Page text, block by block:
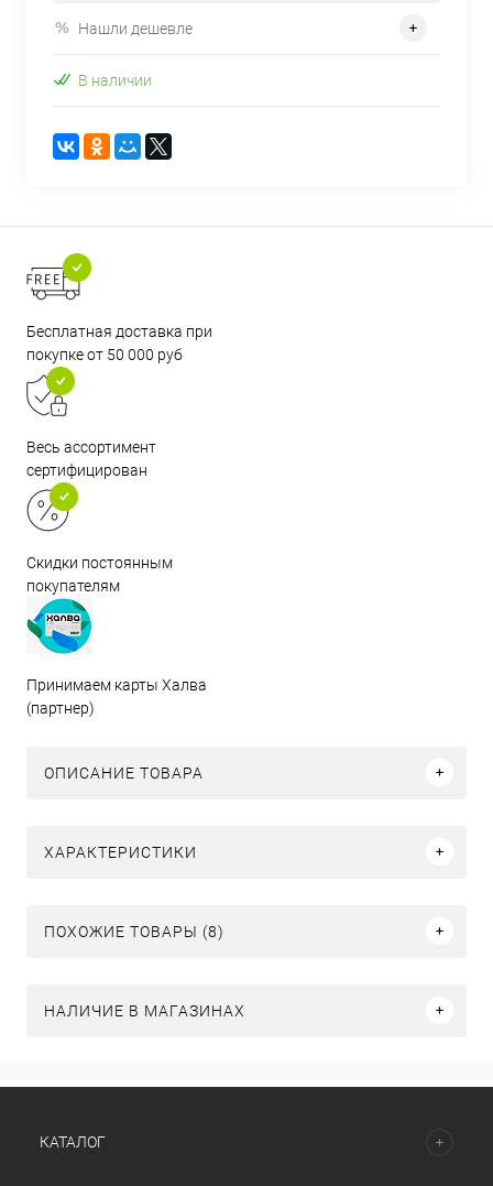
Нашли дешевле
В наличии
Бесплатная доставка при
покупке от 50 000 руб
Весь ассортимент
сертифицирован
Скидки постоянным
покупателям
Принимаем карты Халва
(партнер)
ОПИСАНИЕ ТОВАРА
ХАРАКТЕРИСТИКИ
ПОХОЖИЕ ТОВАРЫ (8)
НАЛИЧИЕ В МАГАЗИНАХ
КАТАЛОГ